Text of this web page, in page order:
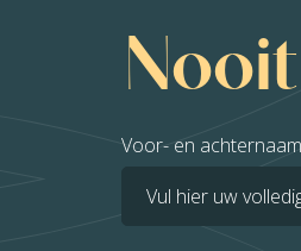
Voor- en achternaam